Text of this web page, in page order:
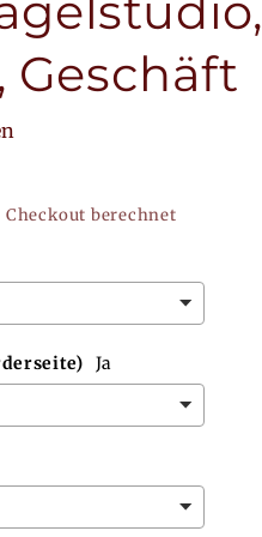
Geschäft
berechnet
Ja